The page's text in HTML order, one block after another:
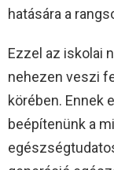
hatására a
Ezzel az iskolai
nehezen veszi
körében. Ennek
beépítenünk a